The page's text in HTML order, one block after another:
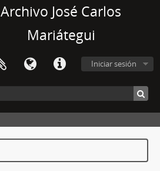
Archivo José Carlos
Mariátegui
Iniciar sesión